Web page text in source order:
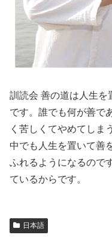
訓読会 善の道は人生を
です。誰でも何が善で
く苦しくてやめてしま
中でも人生を置いて善
ふれるようになるので
ているからです。
日本語